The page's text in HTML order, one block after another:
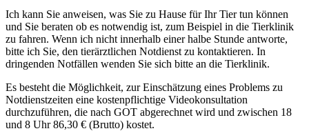
Ich kann Sie anweisen, was Sie zu Hause für Ihr Tier tun können
und Sie beraten ob es notwendig ist, zum Beispiel in die Tierklinik
zu fahren. Wenn ich nicht innerhalb einer halbe Stunde antworte,
bitte ich Sie, den tierärztlichen Notdienst zu kontaktieren. In
dringenden Notfällen wenden Sie sich bitte an die Tierklinik.
Es besteht die Möglichkeit, zur Einschätzung eines Problems zu
Notdienstzeiten eine kostenpflichtige Videokonsultation
durchzuführen, die nach GOT abgerechnet wird und zwischen 18
und 8 Uhr 86,30 € (Brutto) kostet.